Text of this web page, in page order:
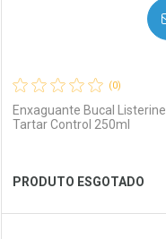
Ver Desconto Convênio
(0)
Enxaguante Bucal Listerine
Tartar Control 250ml
PRODUTO ESGOTADO
AVISE-ME